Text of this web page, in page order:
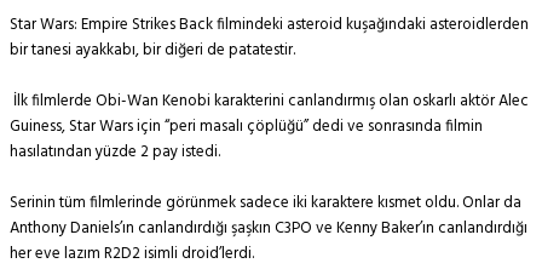
Star Wars: Empire Strikes Back filmindeki asteroid kuşağındaki asteroidlerden
bir tanesi ayakkabı, bir diğeri de patatestir.
İlk filmlerde Obi-Wan Kenobi karakterini canlandırmış olan oskarlı aktör Alec
Guiness, Star Wars için “peri masalı çöplüğü” dedi ve sonrasında filmin
hasılatından yüzde 2 pay istedi.
Serinin tüm filmlerinde görünmek sadece iki karaktere kısmet oldu. Onlar da
Anthony Daniels’ın canlandırdığı şaşkın C3PO ve Kenny Baker’ın canlandırdığı
her eve lazım R2D2 isimli droid’lerdi.